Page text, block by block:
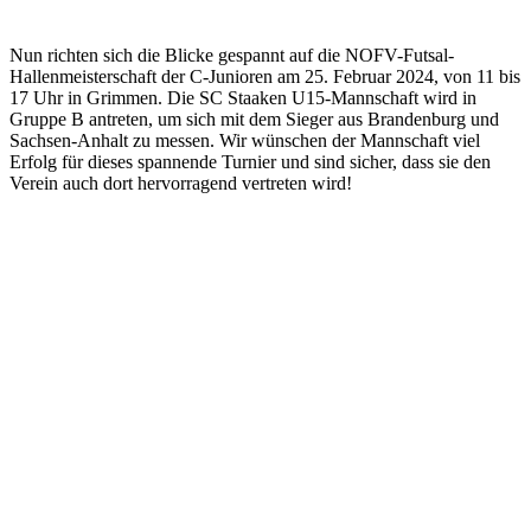
Nun richten sich die Blicke gespannt auf die NOFV-Futsal-
Hallenmeisterschaft der C-Junioren am 25. Februar 2024, von 11 bis
17 Uhr in Grimmen. Die SC Staaken U15-Mannschaft wird in
Gruppe B antreten, um sich mit dem Sieger aus Brandenburg und
Sachsen-Anhalt zu messen. Wir wünschen der Mannschaft viel
Erfolg für dieses spannende Turnier und sind sicher, dass sie den
Verein auch dort hervorragend vertreten wird!